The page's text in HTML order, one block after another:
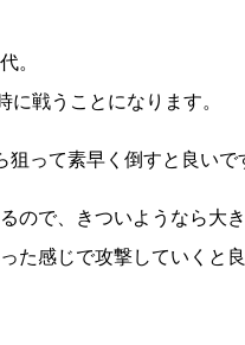
。
戦うことになります。
って素早く倒すと良いで
ので、きついようなら大
感じで攻撃していくと良